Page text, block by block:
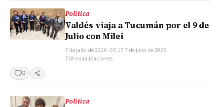
Politica
Valdés viaja a Tucumán por el 9 de
Julio con Milei
7 de julio de 2026 · 07:17·7 de julio de 2026·
718 visualizaciones
0
Compartir
Politica